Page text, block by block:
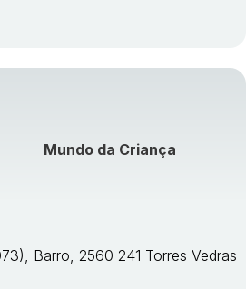
Mundo da Criança
Barro, 2560 241 Torres Vedras